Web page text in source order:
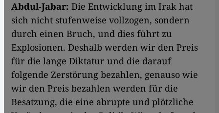
Abdul-Jabar: Die Entwicklung im Irak hat
sich nicht stufenweise vollzogen, sondern
durch einen Bruch, und dies führt zu
Explosionen. Deshalb werden wir den Preis
für die lange Diktatur und die darauf
folgende Zerstörung bezahlen, genauso wie
wir den Preis bezahlen werden für die
Besatzung, die eine abrupte und plötzliche